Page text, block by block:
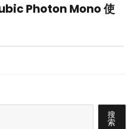
Photon Mono 使
搜
索